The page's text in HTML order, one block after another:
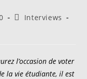
PostInterviews
l’occasion de voter
la vie étudiante, il est